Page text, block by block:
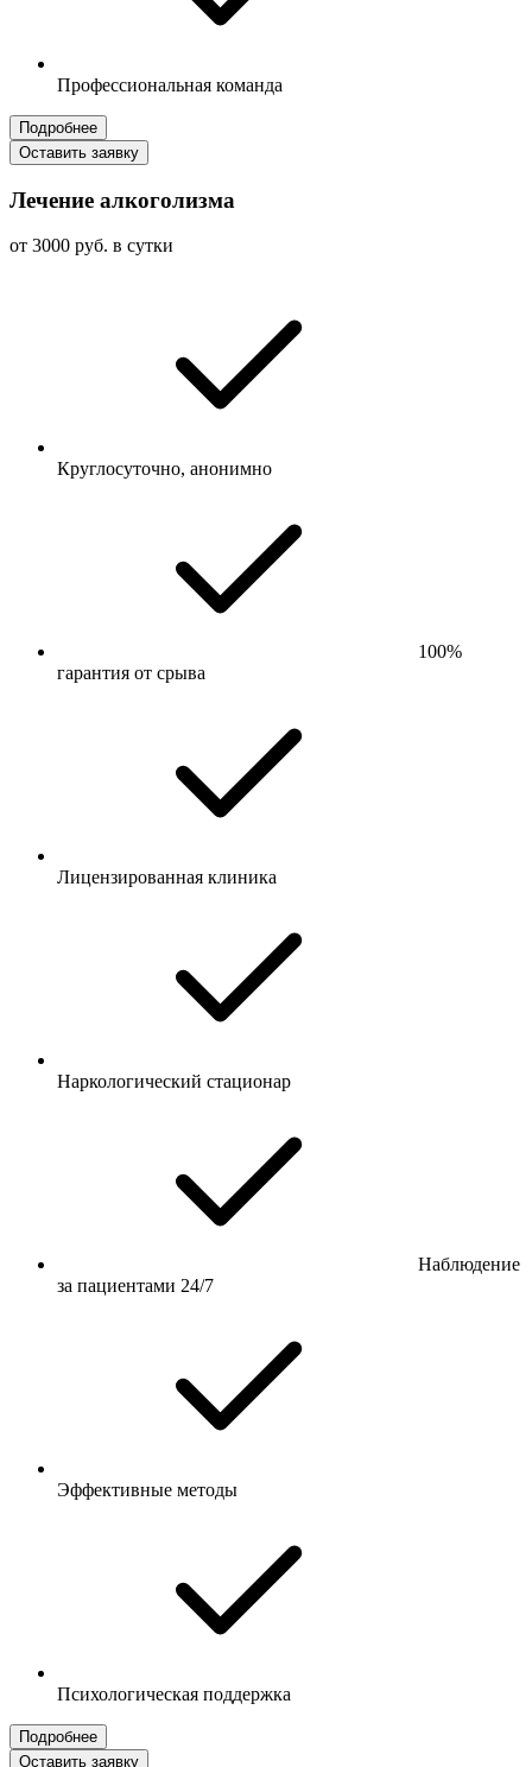
Профессиональная команда
Подробнее
Оставить заявку
Лечение алкоголизма
от 3000 руб. в сутки
Круглосуточно, анонимно
100%
гарантия от срыва
Лицензированная клиника
Наркологический стационар
Наблюдение
за пациентами 24/7
Эффективные методы
Психологическая поддержка
Подробнее
Оставить заявку